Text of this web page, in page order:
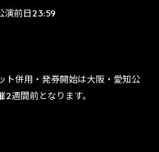
演前日23:59
併用・発券開始は大阪・愛知公
週間前となります。